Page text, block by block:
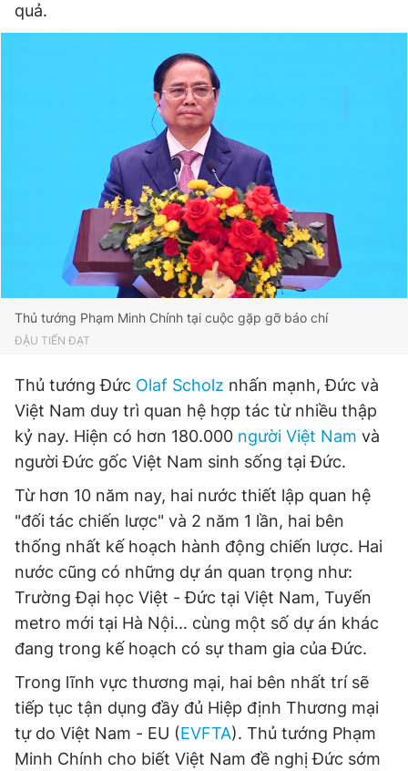
quả.
Thủ tướng Phạm Minh Chính tại cuộc gặp gỡ báo chí
ĐẬU TIẾN ĐẠT
Thủ tướng Đức Olaf Scholz nhấn mạnh, Đức và
Việt Nam duy trì quan hệ hợp tác từ nhiều thập
kỷ nay. Hiện có hơn 180.000 người Việt Nam và
người Đức gốc Việt Nam sinh sống tại Đức.
Từ hơn 10 năm nay, hai nước thiết lập quan hệ
"đối tác chiến lược" và 2 năm 1 lần, hai bên
thống nhất kế hoạch hành động chiến lược. Hai
nước cũng có những dự án quan trọng như:
Trường Đại học Việt - Đức tại Việt Nam, Tuyến
metro mới tại Hà Nội... cùng một số dự án khác
đang trong kế hoạch có sự tham gia của Đức.
Trong lĩnh vực thương mại, hai bên nhất trí sẽ
tiếp tục tận dụng đầy đủ Hiệp định Thương mại
tự do Việt Nam - EU (EVFTA). Thủ tướng Phạm
Minh Chính cho biết Việt Nam đề nghị Đức sớm